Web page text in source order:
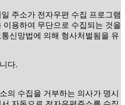
주소가 전자우편 수집 프로그램
이용하여 무단으로 수집되는 것을
신망법에 의해 형사처벌됨을 유
다.
의 수집을 거부하는 의사가 명시